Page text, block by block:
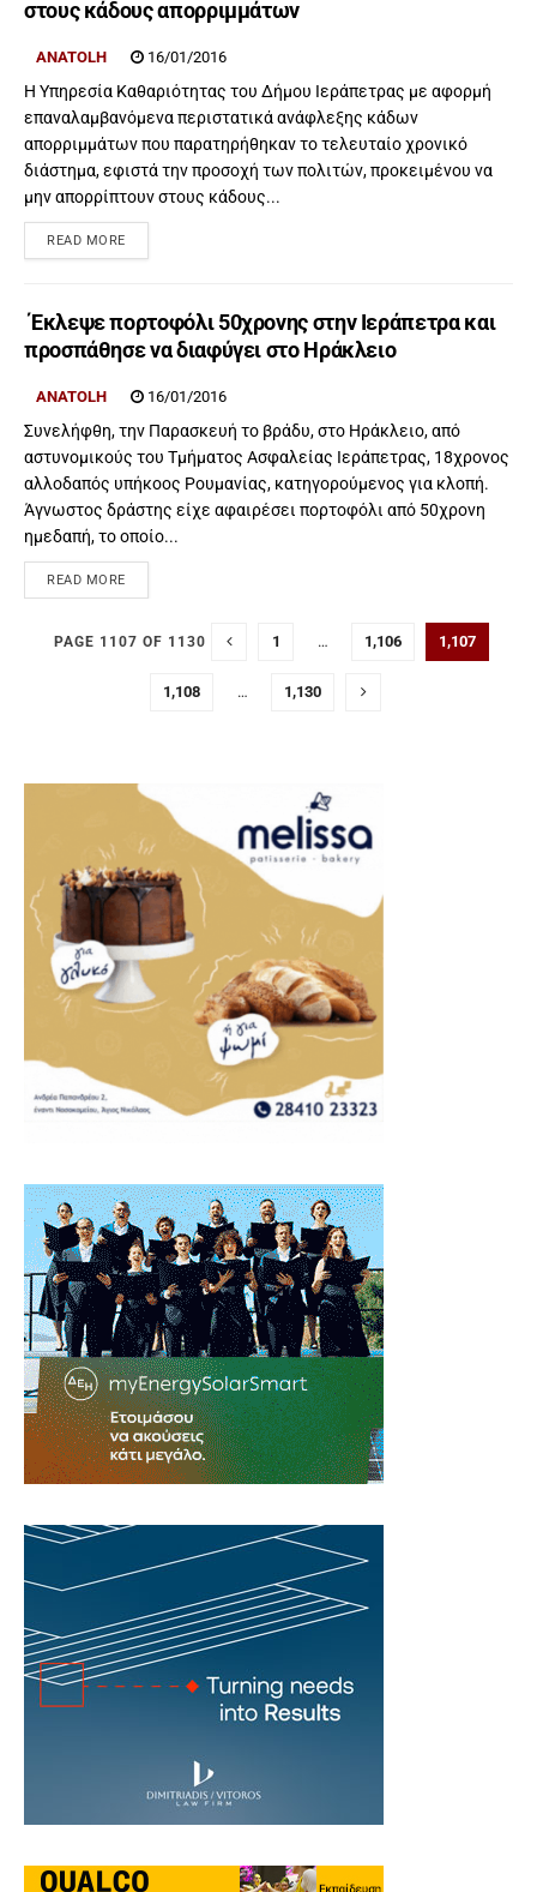
στους κάδους απορριμμάτων
ANATOLH 16/01/2016
Η Υπηρεσία Καθαριότητας του Δήμου Ιεράπετρας με αφορμή
επαναλαμβανόμενα περιστατικά ανάφλεξης κάδων
απορριμμάτων που παρατηρήθηκαν το τελευταίο χρονικό
διάστημα, εφιστά την προσοχή των πολιτών, προκειμένου να
μην απορρίπτουν στους κάδους...
READ MORE
Έκλεψε πορτοφόλι 50χρονης στην Ιεράπετρα και
προσπάθησε να διαφύγει στο Ηράκλειο
ANATOLH 16/01/2016
Συνελήφθη, την Παρασκευή το βράδυ, στο Ηράκλειο, από
αστυνομικούς του Τμήματος Ασφαλείας Ιεράπετρας, 18χρονος
αλλοδαπός υπήκοος Ρουμανίας, κατηγορούμενος για κλοπή.
Άγνωστος δράστης είχε αφαιρέσει πορτοφόλι από 50χρονη
ημεδαπή, το οποίο...
READ MORE
PAGE 1107 OF 1130 1 … 1,106 1,107
1,108 … 1,130